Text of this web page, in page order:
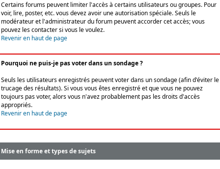
Certains forums peuvent limiter l'accès à certains utilisateurs ou groupes. Pour
voir, lire, poster, etc. vous devez avoir une autorisation spéciale. Seuls le
modérateur et l'administrateur du forum peuvent accorder cet accès; vous
pouvez les contacter si vous le voulez.
Revenir en haut de page
Pourquoi ne puis-je pas voter dans un sondage ?
Seuls les utilisateurs enregistrés peuvent voter dans un sondage (afin d'éviter le
trucage des résultats). Si vous vous êtes enregistré et que vous ne pouvez
toujours pas voter, alors vous n'avez probablement pas les droits d'accès
appropriés.
Revenir en haut de page
Mise en forme et types de sujets